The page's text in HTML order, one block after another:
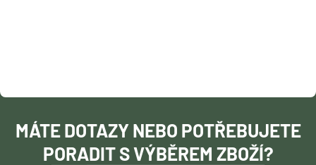
T
MÁTE DOTAZY NEBO POTŘEBUJETE
PORADIT S VÝBĚREM ZBOŽÍ?